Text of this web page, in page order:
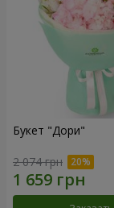
Букет "Дори"
2 074 грн